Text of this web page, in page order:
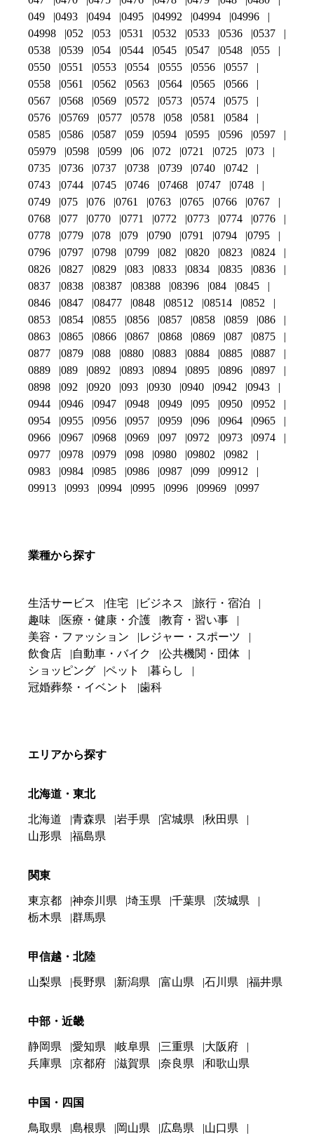
049
0493 0494 0495 04992 04994
04996
04998
052 053 0531 0532 0533 0536
0537
0538
0539 054 0544 0545 0547 0548
055
0550
0551 0553 0554 0555 0556
0557
0558
0561 0562 0563 0564 0565
0566
0567
0568 0569 0572 0573 0574
0575
0576
05769 0577 0578 058 0581
0584
0585
0586 0587 059 0594 0595 0596
0597
05979
0598 0599 06 072 0721 0725
073
0735
0736 0737 0738 0739 0740
0742
0743
0744 0745 0746 07468 0747
0748
0749
075 076 0761 0763 0765 0766
0767
0768
077 0770 0771 0772 0773 0774
0776
0778
0779 078 079 0790 0791 0794
0795
0796
0797 0798 0799 082 0820 0823
0824
0826
0827 0829 083 0833 0834 0835
0836
0837
0838 08387 08388 08396 084
0845
0846
0847 08477 0848 08512 08514
0852
0853
0854 0855 0856 0857 0858 0859
086
0863
0865 0866 0867 0868 0869 087
0875
0877
0879 088 0880 0883 0884 0885
0887
0889
089 0892 0893 0894 0895 0896
0897
0898
092 0920 093 0930 0940 0942
0943
0944
0946 0947 0948 0949 095 0950
0952
0954
0955 0956 0957 0959 096 0964
0965
0966
0967 0968 0969 097 0972 0973
0974
0977
0978 0979 098 0980 09802
0982
0983
0984 0985 0986 0987 099
09912
09913
0993 0994 0995 0996 09969 0997
業種から探す
生活サービス 住宅 ビジネス
旅行・宿泊
趣味
医療・健康・介護
教育・習い事
美容・ファッション
レジャー・スポーツ
飲食店
自動車・バイク
公共機関・団体
ショッピング
ペット
暮らし
冠婚葬祭・イベント
歯科
エリアから探す
北海道・東北
北海道 青森県 岩手県 宮城県
秋田県
山形県
福島県
関東
東京都 神奈川県 埼玉県 千葉県
茨城県
栃木県
群馬県
甲信越・北陸
山梨県 長野県 新潟県 富山県 石川県 福井県
中部・近畿
静岡県 愛知県 岐阜県 三重県
大阪府
兵庫県
京都府 滋賀県 奈良県 和歌山県
中国・四国
鳥取県 島根県 岡山県 広島県
山口県